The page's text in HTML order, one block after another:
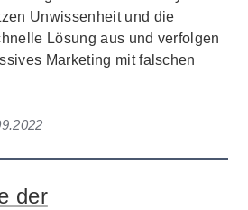
Unwissenheit und die
Lösung aus und verfolgen
Marketing mit falschen
der